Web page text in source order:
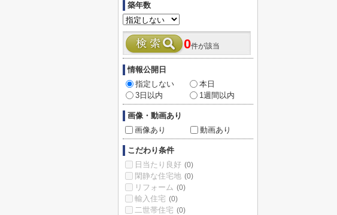
築年数
0件が該当
情報公開日
指定しない
本日
3日以内
1週間以内
画像・動画あり
画像あり
動画あり
こだわり条件
日当たり良好 (0)
閑静な住宅地 (0)
リフォーム (0)
輸入住宅 (0)
二世帯住宅 (0)